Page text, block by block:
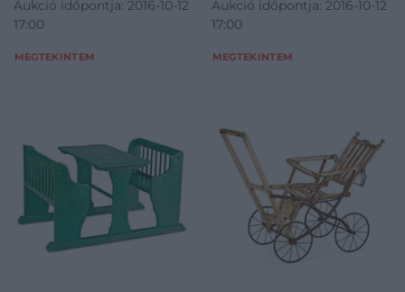
Aukció időpontja: 2016-10-12
17:00
MEGTEKINTEM
Aukció időpontja: 2016-10-12
17:00
MEGTEKINTEM